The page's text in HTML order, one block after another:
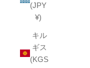
(JPY
¥)
キル
ギス
(KGS